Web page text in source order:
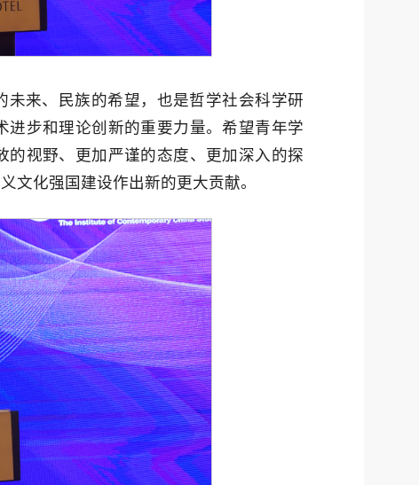
来、民族的希望，也是哲学社会科学研
步和理论创新的重要力量。希望青年学
视野、更加严谨的态度、更加深入的探
文化强国建设作出新的更大贡献。